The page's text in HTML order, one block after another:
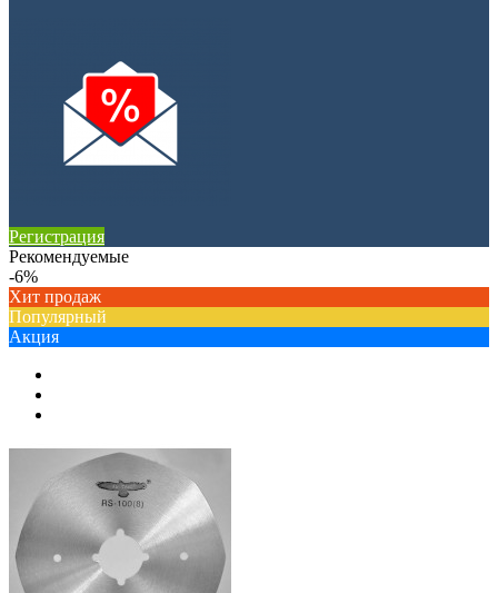
Регистрация
Рекомендуемые
-6%
Хит продаж
Популярный
Акция